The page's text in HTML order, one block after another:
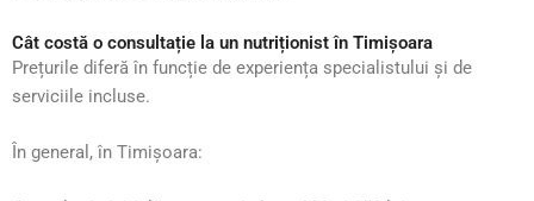
Cât costă o consultație la un nutriționist în Timișoara
Prețurile diferă în funcție de experiența specialistului și de
serviciile incluse.
În general, în Timișoara: